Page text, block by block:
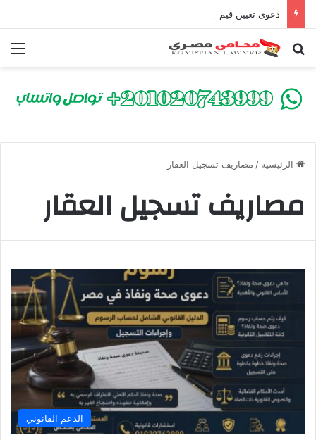
بحث عن
الرئيسية / مصاريف تسجيل العقار
مصاريف تسجيل العقار
الدعم القانوني